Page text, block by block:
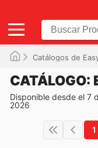
Catálogos de
CATÁLOGO:
Disponible desde el 7
2026
1